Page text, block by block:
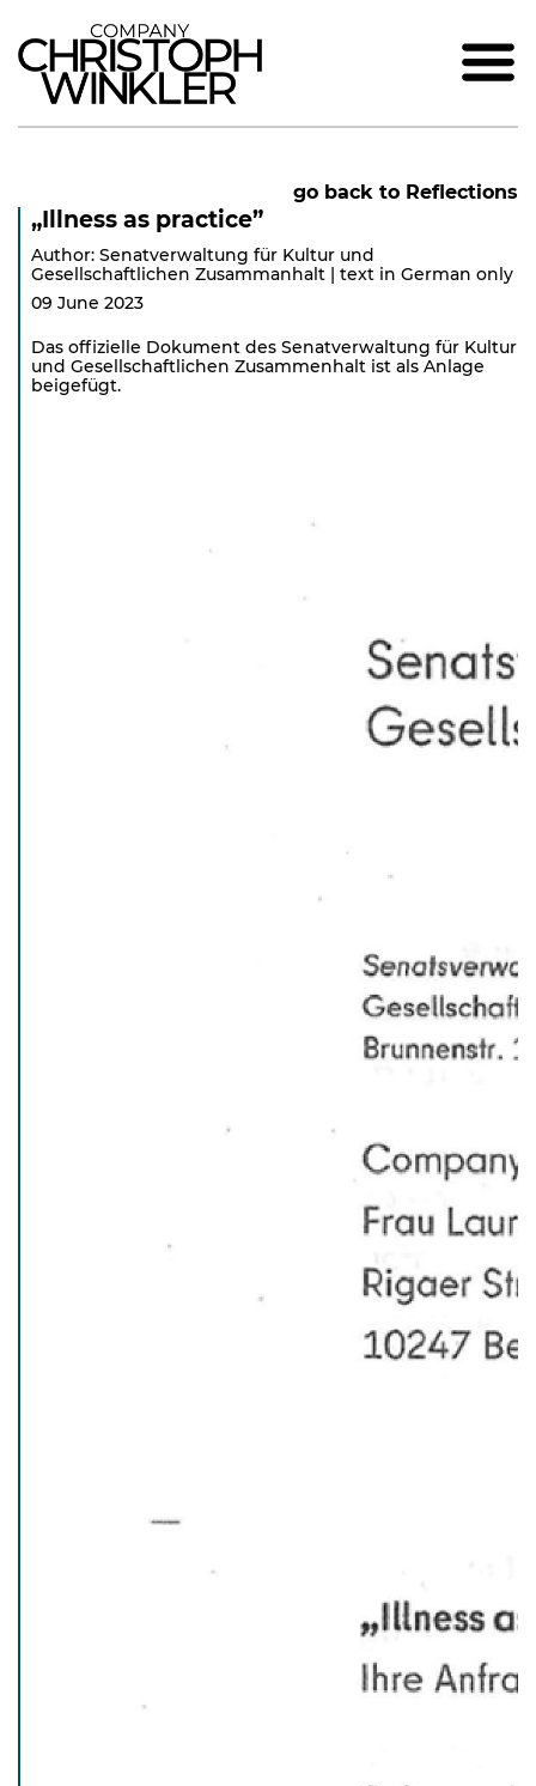
go back to Reflections
„Illness as practice”
Author: Senatverwaltung für Kultur und
Gesellschaftlichen Zusammanhalt | text in German only
09 June 2023
Das offizielle Dokument des Senatverwaltung für Kultur
und Gesellschaftlichen Zusammenhalt ist als Anlage
beigefügt.